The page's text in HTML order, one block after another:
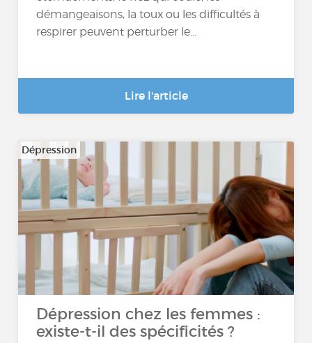
démangeaisons, la toux ou les difficultés à
respirer peuvent perturber le...
Lire l'article
Dépression
Dépression chez les femmes :
existe-t-il des spécificités ?